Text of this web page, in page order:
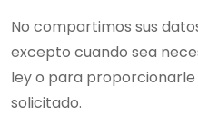
No compartimos sus
excepto cuando sea
ley o para proporcionarle
solicitado.